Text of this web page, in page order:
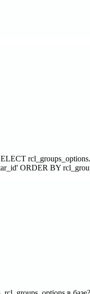
ORDER BY